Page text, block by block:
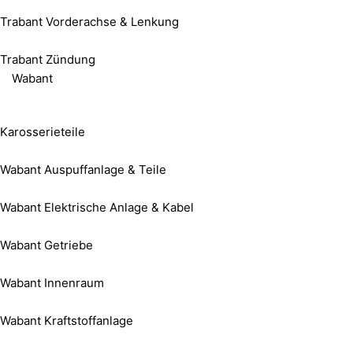
Trabant Vorderachse & Lenkung
Trabant Zündung
Wabant
Karosserieteile
Wabant Auspuffanlage & Teile
Wabant Elektrische Anlage & Kabel
Wabant Getriebe
Wabant Innenraum
Wabant Kraftstoffanlage